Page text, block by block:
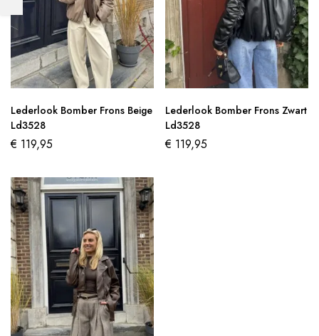
Lederlook Bomber Frons Beige
Ld3528
€ 119,95
Lederlook Bomber Frons Zwart
Ld3528
€ 119,95